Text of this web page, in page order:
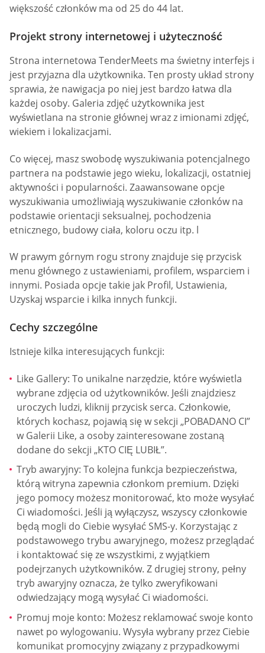
większość członków ma od 25 do 44 lat.
Projekt strony internetowej i użyteczność
Strona internetowa TenderMeets ma świetny interfejs i
jest przyjazna dla użytkownika. Ten prosty układ strony
sprawia, że nawigacja po niej jest bardzo łatwa dla
każdej osoby. Galeria zdjęć użytkownika jest
wyświetlana na stronie głównej wraz z imionami zdjęć,
wiekiem i lokalizacjami.
Co więcej, masz swobodę wyszukiwania potencjalnego
partnera na podstawie jego wieku, lokalizacji, ostatniej
aktywności i popularności. Zaawansowane opcje
wyszukiwania umożliwiają wyszukiwanie członków na
podstawie orientacji seksualnej, pochodzenia
etnicznego, budowy ciała, koloru oczu itp. l
W prawym górnym rogu strony znajduje się przycisk
menu głównego z ustawieniami, profilem, wsparciem i
innymi. Posiada opcje takie jak Profil, Ustawienia,
Uzyskaj wsparcie i kilka innych funkcji.
Cechy szczególne
Istnieje kilka interesujących funkcji:
Like Gallery: To unikalne narzędzie, które wyświetla
wybrane zdjęcia od użytkowników. Jeśli znajdziesz
uroczych ludzi, kliknij przycisk serca. Członkowie,
których kochasz, pojawią się w sekcji „POBADANO CI”
w Galerii Like, a osoby zainteresowane zostaną
dodane do sekcji „KTO CIĘ LUBIŁ”.
Tryb awaryjny: To kolejna funkcja bezpieczeństwa,
którą witryna zapewnia członkom premium. Dzięki
jego pomocy możesz monitorować, kto może wysyłać
Ci wiadomości. Jeśli ją wyłączysz, wszyscy członkowie
będą mogli do Ciebie wysyłać SMS-y. Korzystając z
podstawowego trybu awaryjnego, możesz przeglądać
i kontaktować się ze wszystkimi, z wyjątkiem
podejrzanych użytkowników. Z drugiej strony, pełny
tryb awaryjny oznacza, że tylko zweryfikowani
odwiedzający mogą wysyłać Ci wiadomości.
Promuj moje konto: Możesz reklamować swoje konto
nawet po wylogowaniu. Wysyła wybrany przez Ciebie
komunikat promocyjny związany z przypadkowymi